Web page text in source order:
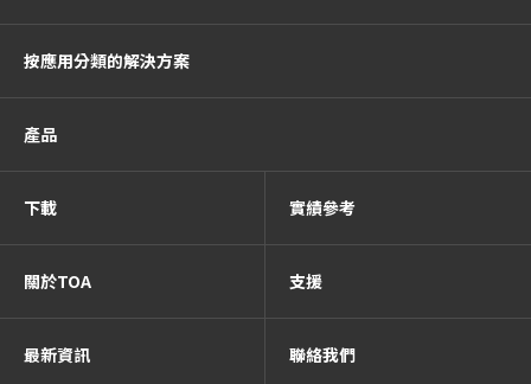
按應用分類的解決方案
產品
下載 實績參考
關於TOA 支援
最新資訊 聯絡我們